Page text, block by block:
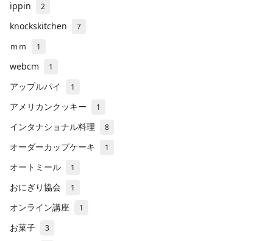
ippin 2
knockskitchen 7
ｍｍ 1
webcm 1
アップルパイ 1
アメリカンクッキー 1
インタナショナル料理 8
オーダーカップケーキ 1
オートミール 1
おにぎり協会 1
オンライン講座 1
お菓子 3